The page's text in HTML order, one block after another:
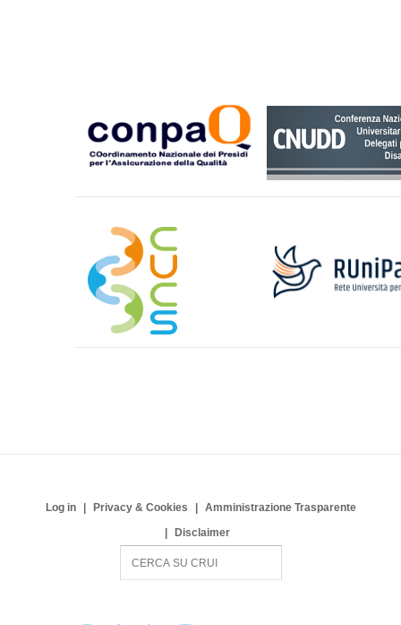
Log in Privacy & Cookies
Amministrazione Trasparente
Disclaimer